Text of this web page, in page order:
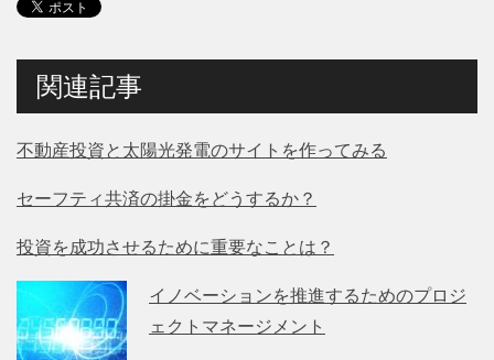
関連記事
不動産投資と太陽光発電のサイトを作ってみる
セーフティ共済の掛金をどうするか？
投資を成功させるために重要なことは？
イノベーションを推進するためのプロジ
ェクトマネージメント